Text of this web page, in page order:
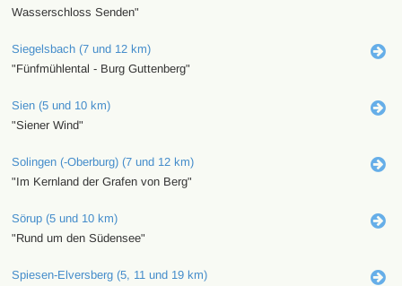
Wasserschloss Senden"
Siegelsbach (7 und 12 km)
"Fünfmühlental - Burg Guttenberg"
Sien (5 und 10 km)
"Siener Wind"
Solingen (-Oberburg) (7 und 12 km)
"Im Kernland der Grafen von Berg"
Sörup (5 und 10 km)
"Rund um den Südensee"
Spiesen-Elversberg (5, 11 und 19 km)